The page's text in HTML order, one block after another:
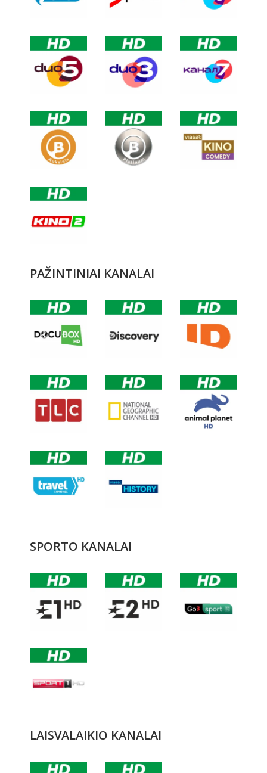
PAŽINTINIAI KANALAI
SPORTO KANALAI
LAISVALAIKIO KANALAI